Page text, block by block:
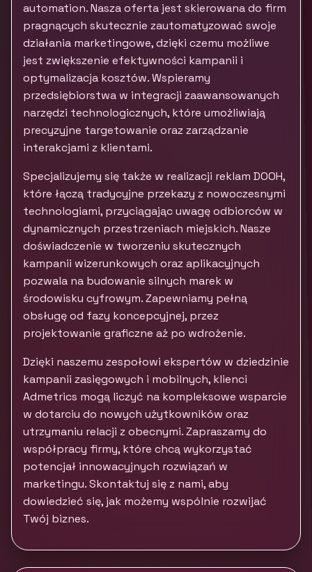
automation. Nasza oferta jest skierowana do firm
pragnących skutecznie zautomatyzować swoje
działania marketingowe, dzięki czemu możliwe
jest zwiększenie efektywności kampanii i
optymalizacja kosztów. Wspieramy
przedsiębiorstwa w integracji zaawansowanych
narzędzi technologicznych, które umożliwiają
precyzyjne targetowanie oraz zarządzanie
interakcjami z klientami.
Specjalizujemy się także w realizacji reklam DOOH,
które łączą tradycyjne przekazy z nowoczesnymi
technologiami, przyciągając uwagę odbiorców w
dynamicznych przestrzeniach miejskich. Nasze
doświadczenie w tworzeniu skutecznych
kampanii wizerunkowych oraz aplikacyjnych
pozwala na budowanie silnych marek w
środowisku cyfrowym. Zapewniamy pełną
obsługę od fazy koncepcyjnej, przez
projektowanie graficzne aż po wdrożenie.
Dzięki naszemu zespołowi ekspertów w dziedzinie
kampanii zasięgowych i mobilnych, klienci
Admetrics mogą liczyć na kompleksowe wsparcie
w dotarciu do nowych użytkowników oraz
utrzymaniu relacji z obecnymi. Zapraszamy do
współpracy firmy, które chcą wykorzystać
potencjał innowacyjnych rozwiązań w
marketingu. Skontaktuj się z nami, aby
dowiedzieć się, jak możemy wspólnie rozwijać
Twój biznes.